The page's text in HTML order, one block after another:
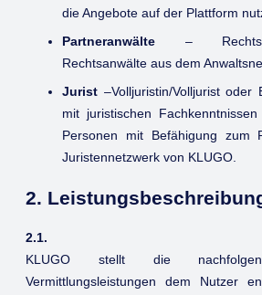
die Angebote auf der Plattform
Partneranwälte –
Rechtsanwälte aus dem
Jurist –Volljuristin/Volljurist oder
mit juristischen
Personen mit Befähigung zum
Juristennetzwerk von KLUGO.
2.
2.1.
KLUGO stellt die
Vermittlungsleistungen dem Nutzer